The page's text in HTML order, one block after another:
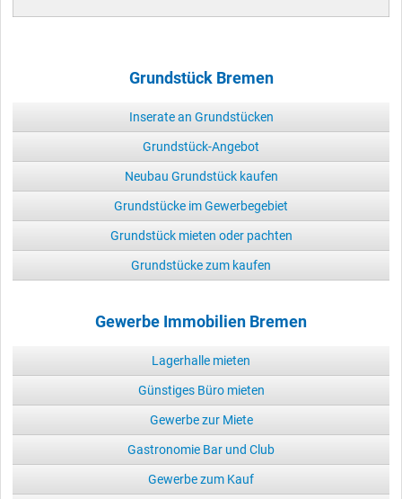
Grundstück Bremen
Inserate an Grundstücken
Grundstück-Angebot
Neubau Grundstück kaufen
Grundstücke im Gewerbegebiet
Grundstück mieten oder pachten
Grundstücke zum kaufen
Gewerbe Immobilien Bremen
Lagerhalle mieten
Günstiges Büro mieten
Gewerbe zur Miete
Gastronomie Bar und Club
Gewerbe zum Kauf